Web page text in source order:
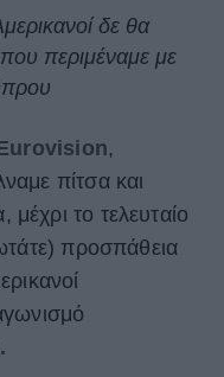
δε θα
περιμέναμε με
,
πίτσα και
το τελευταίο
προσπάθεια